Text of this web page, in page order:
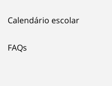
Calendário escolar
FAQs